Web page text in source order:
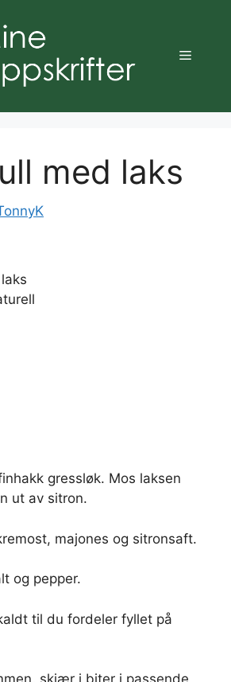
Meny
med laks
gressløk. Mos laksen
ut av sitron.
majones og sitronsaft.
og pepper.
til du fordeler fyllet på